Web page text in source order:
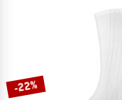
-22%